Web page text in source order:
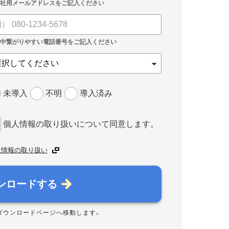
未導入 不明 導入済み
個人情報の取り扱いについて同意します。
報の取り扱い
ロードする
ウンロードページへ移動します。